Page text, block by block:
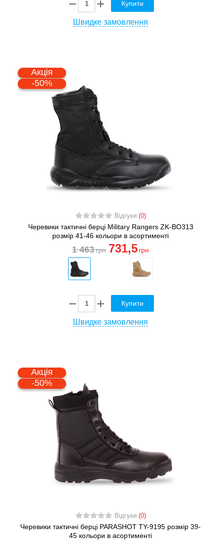
Купити
Швидке замовлення
Акція
-50%
Відгуки (0)
Черевики тактичні берці Military Rangers ZK-BO313
розмір 41-46 кольори в асортименті
1 463грн 731,5 грн
Купити
Швидке замовлення
Акція
-50%
Відгуки (0)
Черевики тактичні берці PARASHOT TY-9195 розмір 39-
45 кольори в асортименті